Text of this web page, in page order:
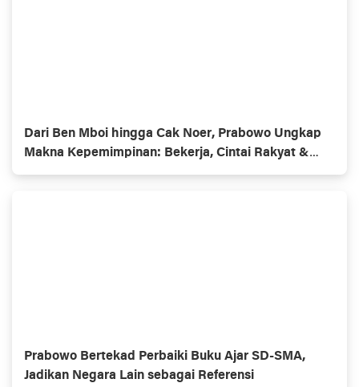
Dari Ben Mboi hingga Cak Noer, Prabowo Ungkap
Makna Kepemimpinan: Bekerja, Cintai Rakyat &
Gunakan Akal Sehat*
Prabowo Bertekad Perbaiki Buku Ajar SD-SMA,
Jadikan Negara Lain sebagai Referensi